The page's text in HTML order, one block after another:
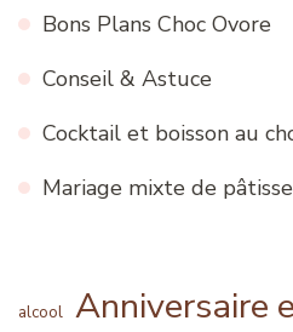
Bons Plans Choc Ovore
Conseil & Astuce
Cocktail et boisson au
Mariage mixte de
alcool Anniversaire